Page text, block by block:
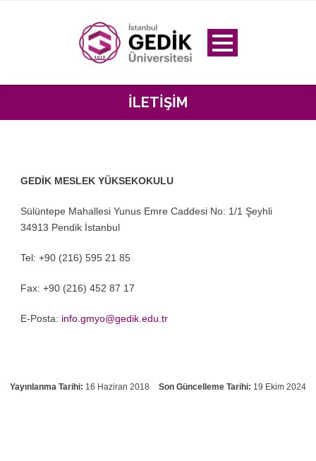
İLETIŞIM
GEDİK MESLEK YÜKSEKOKULU
Sülüntepe Mahallesi Yunus Emre Caddesi No: 1/1 Şeyhli
34913 Pendik İstanbul
Tel: +90 (216) 595 21 85
Fax: +90 (216) 452 87 17
E-Posta: info.gmyo@gedik.edu.tr
Yayınlanma Tarihi: 16 Haziran 2018 Son Güncelleme Tarihi: 19 Ekim 2024